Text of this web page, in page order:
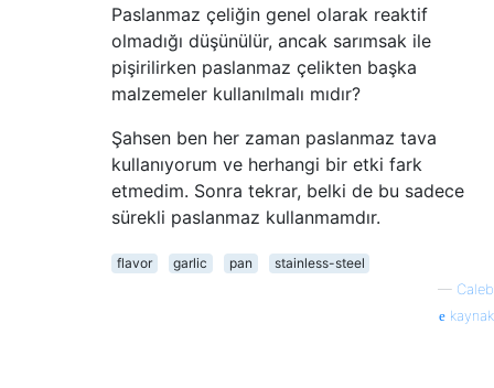
Paslanmaz çeliğin genel olarak reaktif
olmadığı düşünülür, ancak sarımsak ile
pişirilirken paslanmaz çelikten başka
malzemeler kullanılmalı mıdır?
Şahsen ben her zaman paslanmaz tava
kullanıyorum ve herhangi bir etki fark
etmedim. Sonra tekrar, belki de bu sadece
sürekli paslanmaz kullanmamdır.
flavor garlic pan
stainless-steel
— Caleb
kaynak